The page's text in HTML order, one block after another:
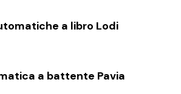
a libro Lodi
a battente Pavia